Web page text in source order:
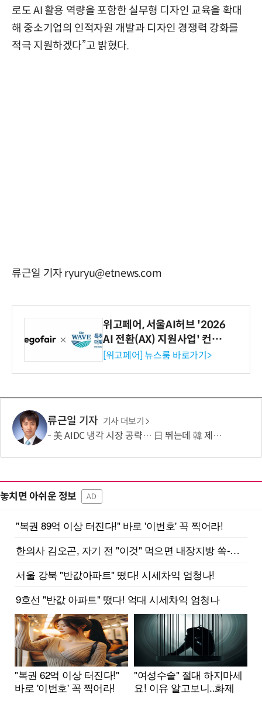
로도 AI 활용 역량을 포함한 실무형 디자인 교육을 확대
해 중소기업의 인적자원 개발과 디자인 경쟁력 강화를
적극 지원하겠다”고 밝혔다.
류근일 기자 ryuryu@etnews.com
위고페어, 서울AI허브 '2026
AI 전환(AX) 지원사업' 컨소
시엄 선정
[위고페어] 뉴스룸 바로가기>
류근일 기자 기사 더보기
美 AIDC 냉각 시장 공략… 日 뛰는데 韓 제자리
놓치면 아쉬운 정보 AD